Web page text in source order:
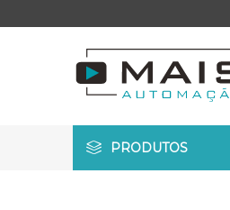
PRODUTOS